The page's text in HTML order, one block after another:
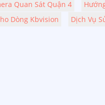
Quan Sát Quận 4
Dòng Kbvision
Dịch Vụ